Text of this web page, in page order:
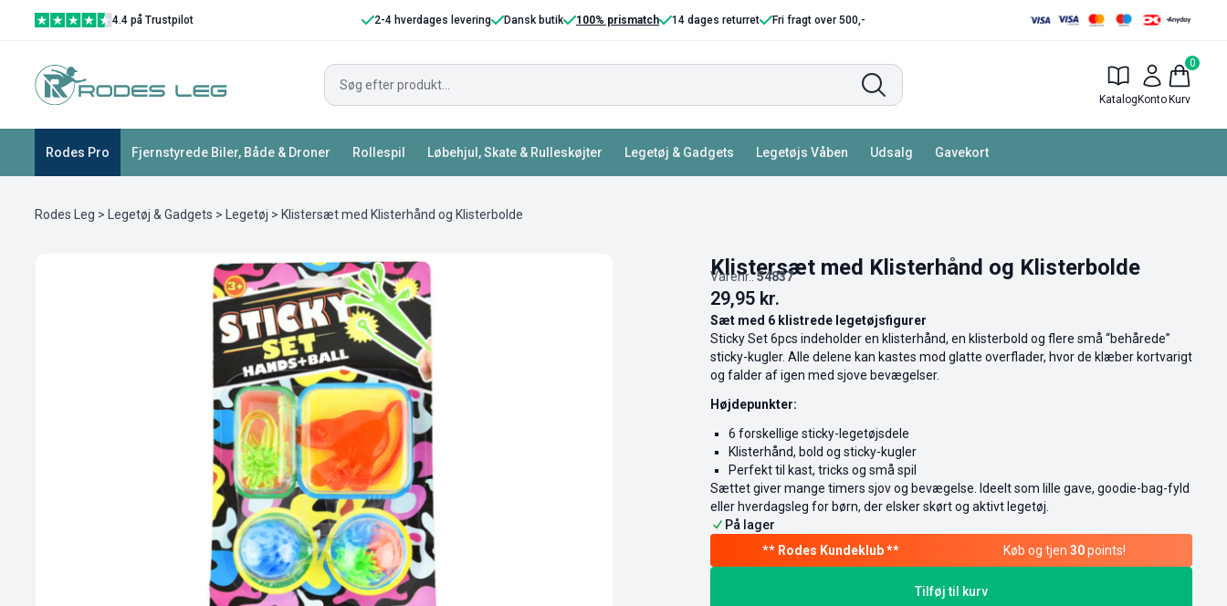
4.4 på Trustpilot 2-4 hverdages levering Dansk butik 100% prismatch 14 dages returret Fri fragt over 500,-
Katalog Konto
0
Kurv
Rodes Pro Fjernstyrede Biler, Både & Droner Rollespil Løbehjul, Skate & Rulleskøjter Legetøj & Gadgets Legetøjs Våben Udsalg Gavekort
Rodes Leg > Legetøj & Gadgets > Legetøj > Klistersæt med Klisterhånd og Klisterbolde
Klistersæt med Klisterhånd og Klisterbolde
Varenr.:54837
29,95 kr.
Sæt med 6 klistrede legetøjsfigurer
Sticky Set 6pcs indeholder en klisterhånd, en klisterbold og flere små “behårede”
sticky-kugler. Alle delene kan kastes mod glatte overflader, hvor de klæber kortvarigt
og falder af igen med sjove bevægelser.
Højdepunkter:
6 forskellige sticky-legetøjsdele
Klisterhånd, bold og sticky-kugler
Perfekt til kast, tricks og små spil
Sættet giver mange timers sjov og bevægelse. Ideelt som lille gave, goodie-bag-fyld
eller hverdagsleg for børn, der elsker skørt og aktivt legetøj.
På lager
Køb og tjen 30points!
Tilføj til kurv